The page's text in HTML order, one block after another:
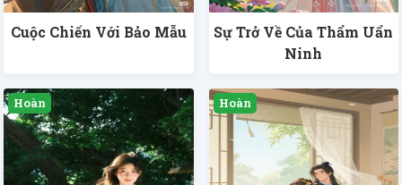
Cuộc Chiến Với Bảo Mẫu
Sự Trở Về Của Thẩm Uẩn
Ninh